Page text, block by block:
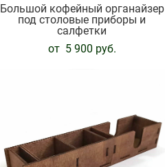
Большой кофейный органайзер
под столовые приборы и
салфетки
от 5 900 pуб.